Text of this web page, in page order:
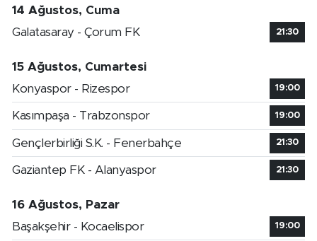
14 Ağustos, Cuma
Galatasaray - Çorum FK
21:30
15 Ağustos, Cumartesi
Konyaspor - Rizespor
19:00
Kasımpaşa - Trabzonspor 19:00
Gençlerbirliği S.K. - Fenerbahçe 21:30
Gaziantep FK - Alanyaspor 21:30
16 Ağustos, Pazar
Başakşehir - Kocaelispor
19:00